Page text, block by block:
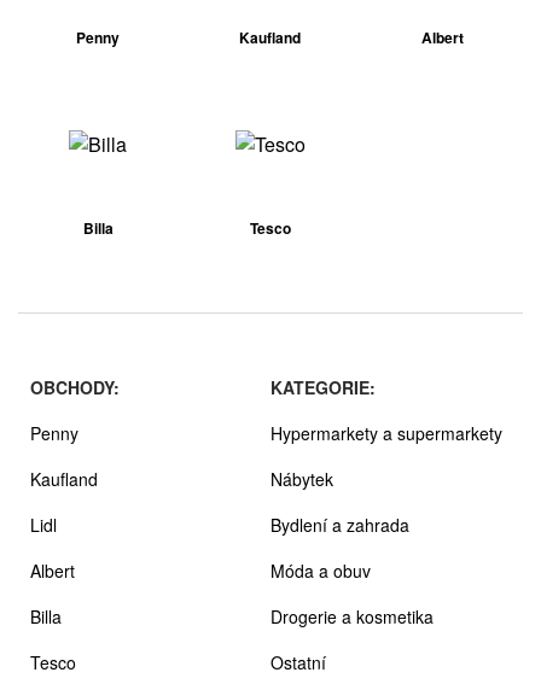
Penny Kaufland Albert
Billa Tesco
OBCHODY:
Penny
Kaufland
Lidl
Albert
Billa
Tesco
KATEGORIE:
Hypermarkety a supermarkety
Nábytek
Bydlení a zahrada
Móda a obuv
Drogerie a kosmetika
Ostatní